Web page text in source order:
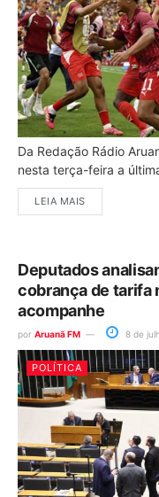
Da Redação Rádio
nesta terça-feira a
LEIA MAIS
Deputados
cobrança de tarifa
acompanhe
por Aruanã FM 8 de
POLÍTICA